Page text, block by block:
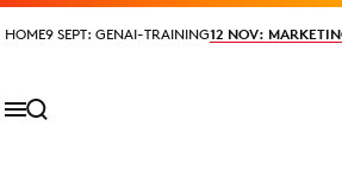
HOME9 SEPT: GENAI-TRAINING12 NOV:
HOME9 SEPT: GENAI-TRAINING12 NOV: